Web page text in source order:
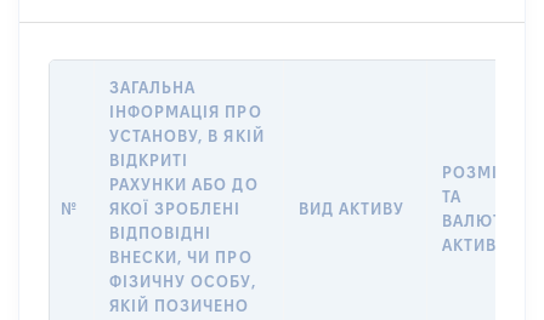
№
ЗАГАЛЬНА
ІНФОРМАЦІЯ ПРО
УСТАНОВУ, В ЯКІЙ
ВІДКРИТІ
РАХУНКИ АБО ДО
ЯКОЇ ЗРОБЛЕНІ
ВІДПОВІДНІ
ВНЕСКИ, ЧИ ПРО
ФІЗИЧНУ ОСОБУ,
ЯКІЙ ПОЗИЧЕНО
ВИД АКТИВУ
РОЗМІР
ТА
ВАЛЮТА
АКТИВУ